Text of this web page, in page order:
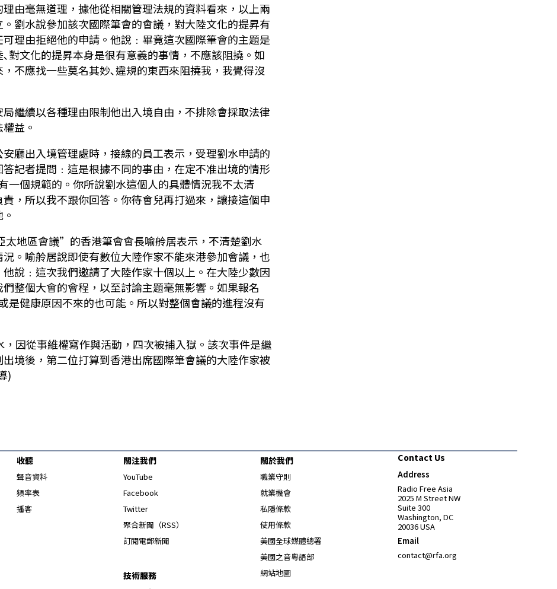
由毫無道理，據他從相關管理法規的資料看來，以上兩
劉水說參加該次國際筆會的會議，對大陸文化的提昇有
理由拒絕他的申請。他說﹕畢竟這次國際筆會的主題是
對文化的提昇本身是很有意義的事情，不應該阻撓。如
不應找一些莫名其妙､違規的東西來阻撓我，我覺得沒
繼續以各種理由限制他出入境自由，不排除會採取法律
益。
廳出入境管理處時，接線的員工表示，受理劉水申請的
記者提問﹕這是根據不同的事由，在定不准出境的情形
一個規範的。你所說劉水這個人的具體情況我不太清
，所以我不跟你回答。你待會兒再打過來，讓接這個申
地區會議”的香港筆會會長喻舲居表示，不清楚劉水
。喻舲居說即使有數位大陸作家不能來港參加會議，也
說﹕這次我們邀請了大陸作家十個以上。在大陸少數因
整個大會的會程，以至討論主題毫無影響。如果報名
是健康原因不來的也可能。所以對整個會議的進程沒有
因從事維權寫作與活動，四次被捕入獄。該次事件是繼
出境後，第二位打算到香港出席國際筆會議的大陸作家被
)
收聽
聲音資料
頻率表
播客
關注我們
YouTube
Facebook
Twitter
聚合新聞（RSS）
訂閱電郵新聞
技術服務
關於我們
職業守則
就業機會
私隱條款
使用條款
美國全球媒體總署 Opens in new window
美國之音粵語部Opens in new window
網站地圖Opens in new window
Contact Us
Address
Radio Free Asia
2025 M Street NW
Suite 300
Washington, DC
20036 USA
Email
contact@rfa.org